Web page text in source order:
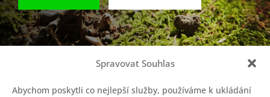
Spravovat Souhlas
Abychom poskytli co nejlepší služby, používáme k ukládání